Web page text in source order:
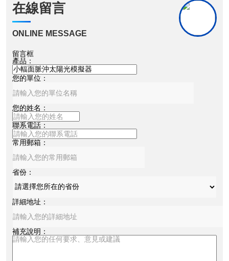
在線留言
ONLINE MESSAGE
留言框
產品：
您的單位：
您的姓名：
聯系電話：
常用郵箱：
省份：
詳細地址：
補充說明：